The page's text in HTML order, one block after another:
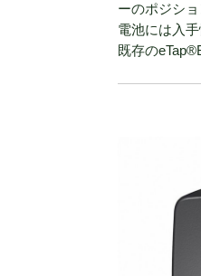
ーのポジショ
電池には入
既存の